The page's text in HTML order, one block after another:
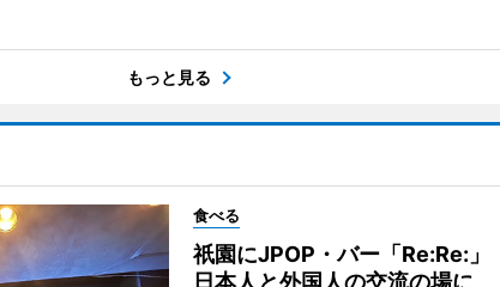
もっと見る
食べる
祇園にJPOP・バー「Re:Re:」
日本人と外国人の交流の場に